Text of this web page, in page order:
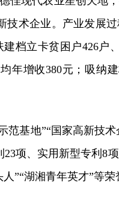
术企业。产业发展
档立卡贫困户426户
年增收380元；吸纳
基地”“国家高新技术
项、实用新型专利8
”“湖湘青年英才”等荣